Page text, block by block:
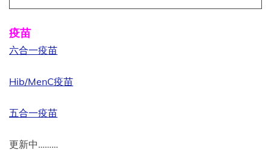
疫苗
六合一疫苗
Hib/MenC疫苗
五合一疫苗
更新中………